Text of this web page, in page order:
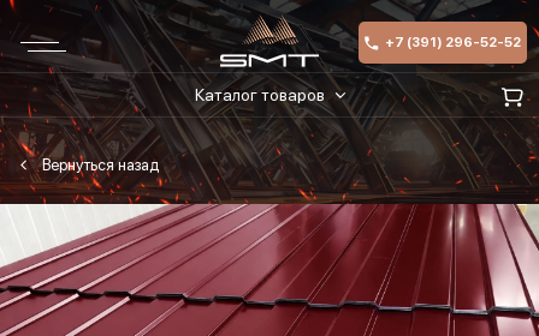
+7 (391) 296-52-52
Каталог товаров